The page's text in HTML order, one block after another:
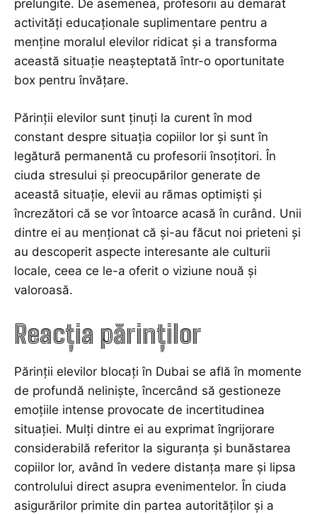
prelungite. De asemenea, profesorii au demarat
activități educaționale suplimentare pentru a
menține moralul elevilor ridicat și a transforma
această situație neașteptată într-o oportunitate
box pentru învățare.
Părinții elevilor sunt ținuți la curent în mod
constant despre situația copiilor lor și sunt în
legătură permanentă cu profesorii însoțitori. În
ciuda stresului și preocupărilor generate de
această situație, elevii au rămas optimiști și
încrezători că se vor întoarce acasă în curând. Unii
dintre ei au menționat că și-au făcut noi prieteni și
au descoperit aspecte interesante ale culturii
locale, ceea ce le-a oferit o viziune nouă și
valoroasă.
Reacția părinților
Părinții elevilor blocați în Dubai se află în momente
de profundă neliniște, încercând să gestioneze
emoțiile intense provocate de incertitudinea
situației. Mulți dintre ei au exprimat îngrijorare
considerabilă referitor la siguranța și bunăstarea
copiilor lor, având în vedere distanța mare și lipsa
controlului direct asupra evenimentelor. În ciuda
asigurărilor primite din partea autorităților și a